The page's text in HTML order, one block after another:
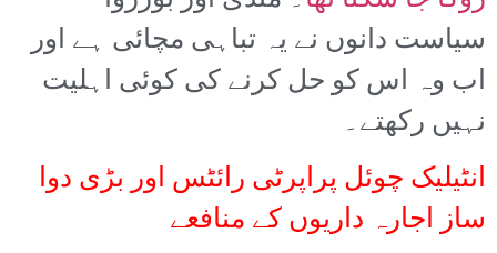
سیاست دانوں نے یہ تباہی مچائی ہے اور
اب وہ اس کو حل کرنے کی کوئی اہلیت
نہیں رکھتے۔
انٹیلیک چوئل پراپرٹی رائٹس اور بڑی دوا
ساز اجارہ داریوں کے منافعے